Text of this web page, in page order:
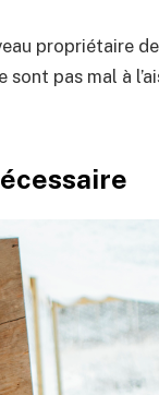
propriétaire
sont pas mal à